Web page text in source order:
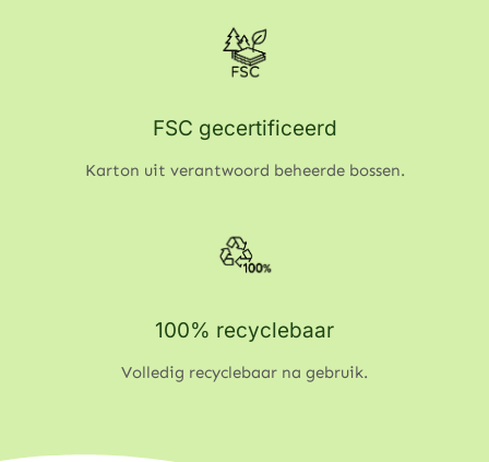
FSC gecertificeerd
Karton uit verantwoord beheerde bossen.
100% recyclebaar
Volledig recyclebaar na gebruik.